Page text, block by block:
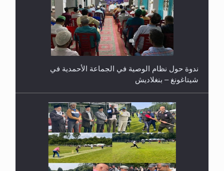
ندوة حول نظام الوصية في الجماعة الأحمدية في
شيتاغونغ – بنغلاديش